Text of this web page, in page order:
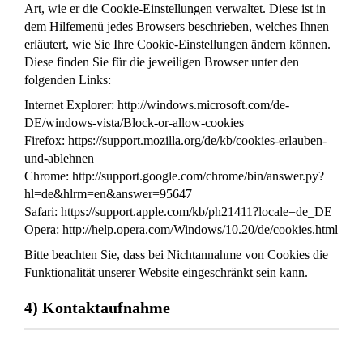
Art, wie er die Cookie-Einstellungen verwaltet. Diese ist in
dem Hilfemenü jedes Browsers beschrieben, welches Ihnen
erläutert, wie Sie Ihre Cookie-Einstellungen ändern können.
Diese finden Sie für die jeweiligen Browser unter den
folgenden Links:
Internet Explorer: http://windows.microsoft.com/de-
DE/windows-vista/Block-or-allow-cookies
Firefox: https://support.mozilla.org/de/kb/cookies-erlauben-
und-ablehnen
Chrome: http://support.google.com/chrome/bin/answer.py?
hl=de&hlrm=en&answer=95647
Safari: https://support.apple.com/kb/ph21411?locale=de_DE
Opera: http://help.opera.com/Windows/10.20/de/cookies.html
Bitte beachten Sie, dass bei Nichtannahme von Cookies die
Funktionalität unserer Website eingeschränkt sein kann.
4) Kontaktaufnahme